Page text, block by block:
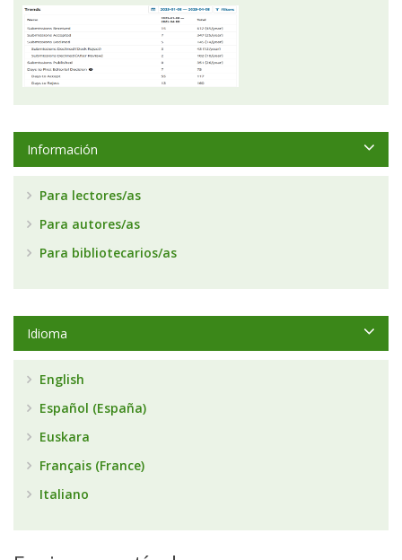
Información
Para lectores/as
Para autores/as
Para bibliotecarios/as
Idioma
English
Español (España)
Euskara
Français (France)
Italiano